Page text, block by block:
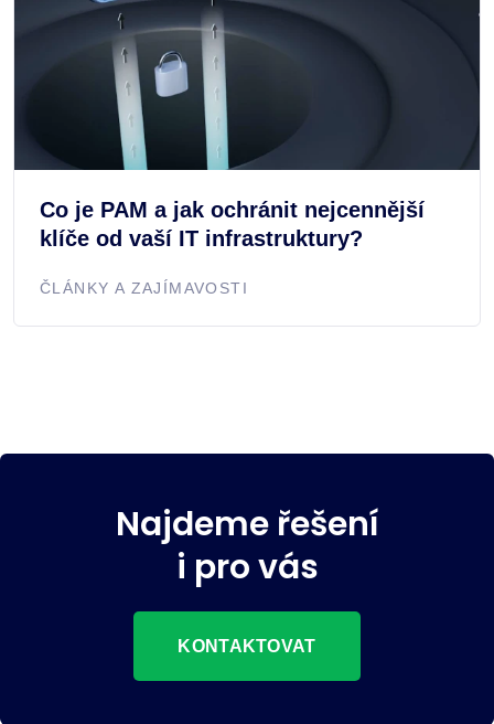
Co je PAM a jak ochránit nejcennější
klíče od vaší IT infrastruktury?
ČLÁNKY A ZAJÍMAVOSTI
Najdeme řešení
i pro vás
KONTAKTOVAT